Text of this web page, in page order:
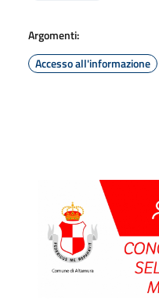
Argomenti:
Accesso all'informazione